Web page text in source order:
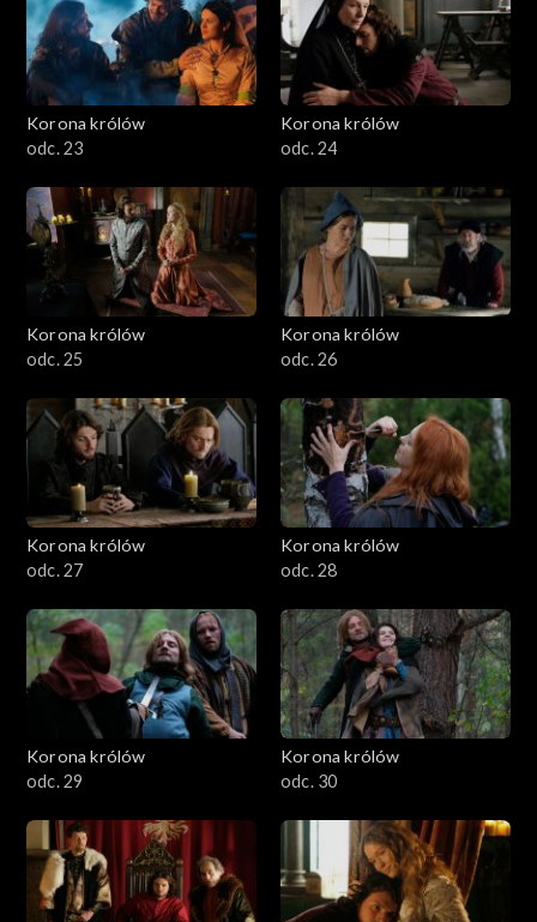
Korona królów
odc. 23
Korona królów
odc. 24
Korona królów
odc. 25
Korona królów
odc. 26
Korona królów
odc. 27
Korona królów
odc. 28
Korona królów
odc. 29
Korona królów
odc. 30